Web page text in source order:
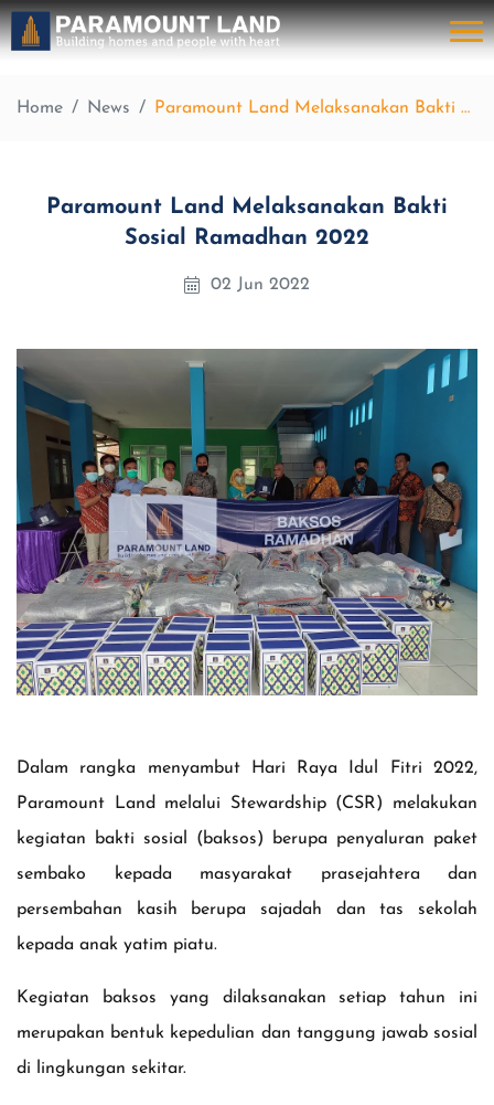
Home News Paramount Land Melaksanakan Bakti Sosial Ramadhan 2022
Paramount Land Melaksanakan Bakti
Sosial Ramadhan 2022
02 Jun 2022
Dalam rangka menyambut Hari Raya Idul Fitri 2022,
Paramount Land melalui Stewardship (CSR) melakukan
kegiatan bakti sosial (baksos) berupa penyaluran paket
sembako kepada masyarakat prasejahtera dan
persembahan kasih berupa sajadah dan tas sekolah
kepada anak yatim piatu.
Kegiatan baksos yang dilaksanakan setiap tahun ini
merupakan bentuk kepedulian dan tanggung jawab sosial
di lingkungan sekitar.